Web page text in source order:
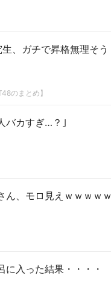
生、ガチで昇格無理そう
のまとめ】
バカすぎ…？｣
ん、モロ見えｗｗｗｗ
に入った結果・・・・